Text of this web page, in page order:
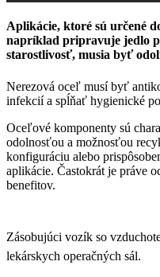
Aplikácie, ktoré sú určené
napríklad pripravuje jedlo
starostlivosť, musia byť
Nerezová oceľ musí byť
infekcií a spĺňať hygienické
Oceľové komponenty sú
odolnosťou a možnosťou
konfiguráciu alebo
aplikácie. Častokrát je práve
benefitov.
Zásobujúci vozík so
lekárskych operačných sál.